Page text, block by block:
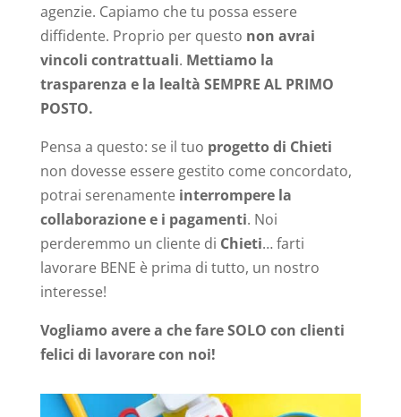
agenzie. Capiamo che tu possa essere
diffidente. Proprio per questo non avrai
vincoli contrattuali. Mettiamo la
trasparenza e la lealtà SEMPRE AL PRIMO
POSTO.
Pensa a questo: se il tuo progetto di Chieti
non dovesse essere gestito come concordato,
potrai serenamente interrompere la
collaborazione e i pagamenti. Noi
perderemmo un cliente di Chieti… farti
lavorare BENE è prima di tutto, un nostro
interesse!
Vogliamo avere a che fare SOLO con clienti
felici di lavorare con noi!